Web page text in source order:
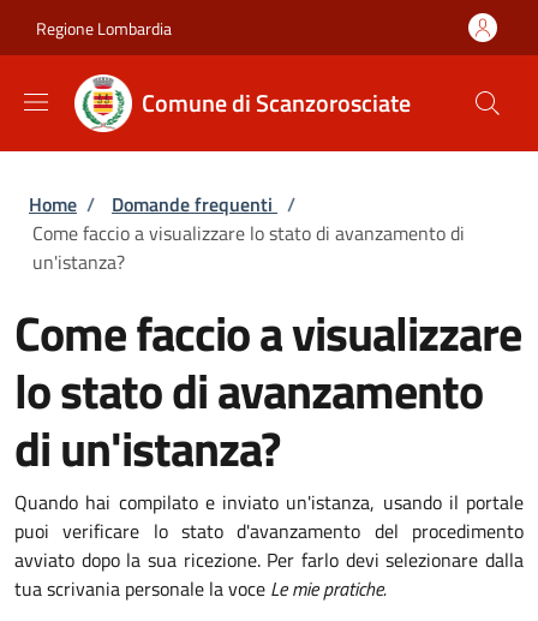
Regione Lombardia
Comune di Scanzorosciate
Briciole di pane
Home / Domande frequenti /
Come faccio a visualizzare lo stato di avanzamento di
un'istanza?
Come faccio a visualizzare
lo stato di avanzamento
di un'istanza?
Quando hai compilato e inviato un'istanza, usando il portale
puoi verificare lo stato d'avanzamento del procedimento
avviato dopo la sua ricezione. Per farlo devi selezionare dalla
tua scrivania personale la voce Le mie pratiche.